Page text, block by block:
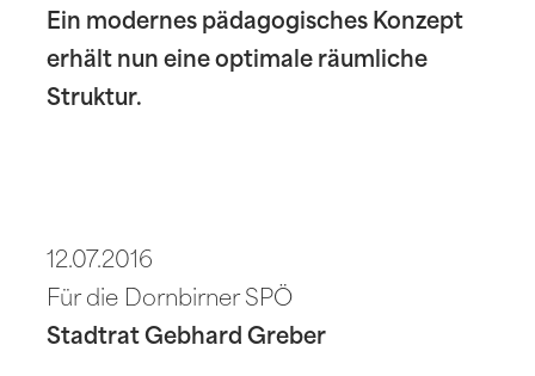
Ein modernes pädagogisches Konzept
erhält nun eine optimale räumliche
Struktur.
12.07.2016
Für die Dornbirner SPÖ
Stadtrat Gebhard Greber